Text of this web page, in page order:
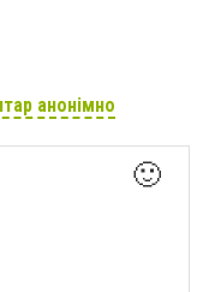
анонімно
🙂